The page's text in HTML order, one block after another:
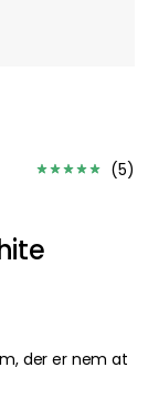
(5)
der er nem at